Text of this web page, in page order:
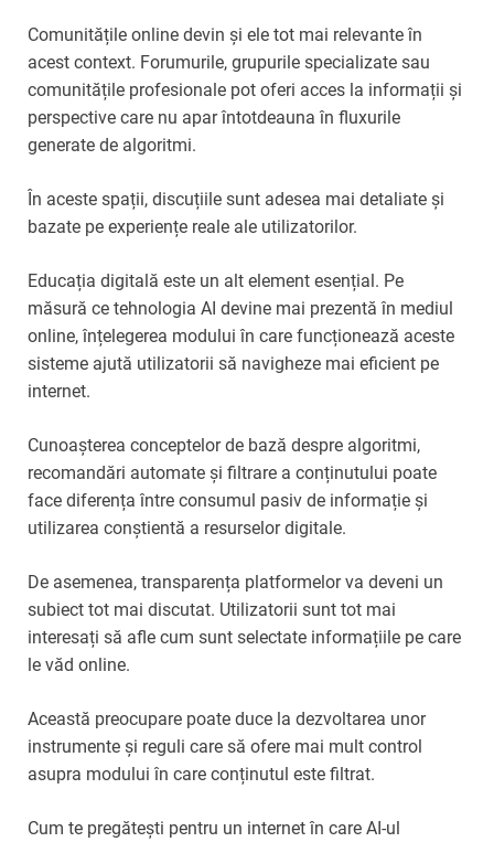
Comunitățile online devin și ele tot mai relevante în
acest context. Forumurile, grupurile specializate sau
comunitățile profesionale pot oferi acces la informații și
perspective care nu apar întotdeauna în fluxurile
generate de algoritmi.
În aceste spații, discuțiile sunt adesea mai detaliate și
bazate pe experiențe reale ale utilizatorilor.
Educația digitală este un alt element esențial. Pe
măsură ce tehnologia AI devine mai prezentă în mediul
online, înțelegerea modului în care funcționează aceste
sisteme ajută utilizatorii să navigheze mai eficient pe
internet.
Cunoașterea conceptelor de bază despre algoritmi,
recomandări automate și filtrare a conținutului poate
face diferența între consumul pasiv de informație și
utilizarea conștientă a resurselor digitale.
De asemenea, transparența platformelor va deveni un
subiect tot mai discutat. Utilizatorii sunt tot mai
interesați să afle cum sunt selectate informațiile pe care
le văd online.
Această preocupare poate duce la dezvoltarea unor
instrumente și reguli care să ofere mai mult control
asupra modului în care conținutul este filtrat.
Cum te pregătești pentru un internet în care AI-ul